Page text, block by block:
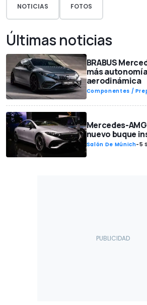
NOTICIAS FOTOS
Últimas noticias
BRABUS
más
aerodinámica
Componentes /
Mercedes-
nuevo buque
Salón De Múnich-5